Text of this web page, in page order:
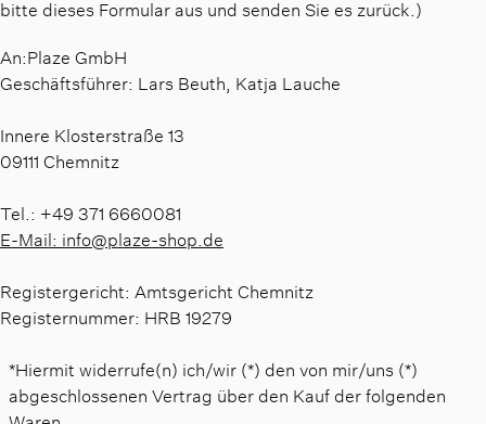
bitte dieses Formular aus und senden Sie es zurück.)
An:Plaze GmbH
Geschäftsführer: Lars Beuth, Katja Lauche
Innere Klosterstraße 13
09111 Chemnitz
Tel.: +49 371 6660081
E-Mail: info@plaze-shop.de
Registergericht: Amtsgericht Chemnitz
Registernummer: HRB 19279
*Hiermit widerrufe(n) ich/wir (*) den von mir/uns (*)
abgeschlossenen Vertrag über den Kauf der folgenden